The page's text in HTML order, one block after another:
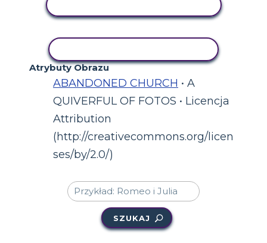
Atrybuty Obrazu
ABANDONED CHURCH • A
QUIVERFUL OF FOTOS • Licencja
Attribution
(http://creativecommons.org/licen
ses/by/2.0/)
SZUKAJ